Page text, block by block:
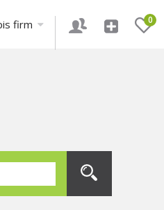
0
firm